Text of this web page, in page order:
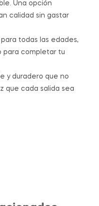
Una opción
calidad sin gastar
todas las edades,
para completar tu
y duradero que no
que cada salida sea